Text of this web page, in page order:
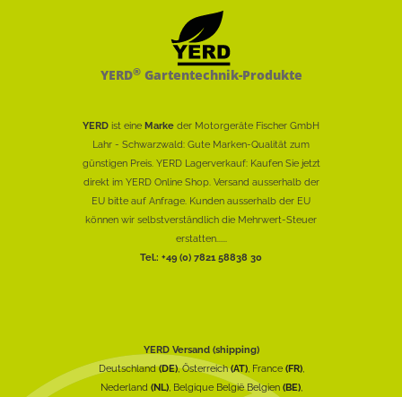
YERD®Gartentechnik-Produkte
YERD ist eine Marke der Motorgeräte Fischer GmbH
Lahr - Schwarzwald: Gute Marken-Qualität zum
günstigen Preis. YERD Lagerverkauf: Kaufen Sie jetzt
direkt im YERD Online Shop. Versand ausserhalb der
EU bitte auf Anfrage. Kunden ausserhalb der EU
können wir selbstverständlich die Mehrwert-Steuer
erstatten......
Tel.: +49 (0) 7821 58838 30
YERD Versand (shipping)
Deutschland(DE), Österreich(AT), France (FR),
Nederland (NL), Belgique België Belgien (BE),